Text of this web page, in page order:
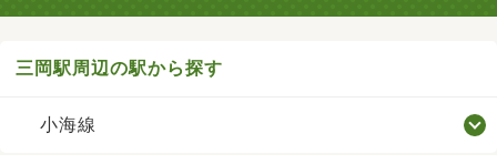
三岡駅周辺の駅から探す
小海線